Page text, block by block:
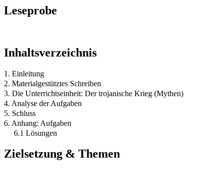
Leseprobe
Inhaltsverzeichnis
1. Einleitung
2. Materialgestütztes Schreiben
3. Die Unterrichtseinheit: Der trojanische Krieg (Mythen)
4. Analyse der Aufgaben
5. Schluss
6. Anhang: Aufgaben
6.1 Lösungen
Zielsetzung & Themen